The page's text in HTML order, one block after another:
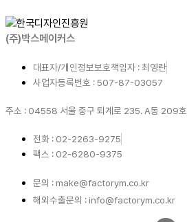
(주)박스메이커스
대표자/개인정보보호책임자 : 최영란
사업자등록번호 : 507-87-03057
주소 : 04558 서울 중구 퇴계로 235. A동 209호
전화 : 02-2263-9275
팩스 : 02-6280-9375
문의 : make@factorym.co.kr
해외수출문의 : info@factorym.co.kr